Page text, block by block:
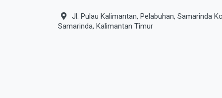
PRODUK KESEHATAN
PRODUK VEGETARIAN
Jl. Pulau Kalimantan, Pelabuhan, Samarinda
Samarinda, Kalimantan Timur